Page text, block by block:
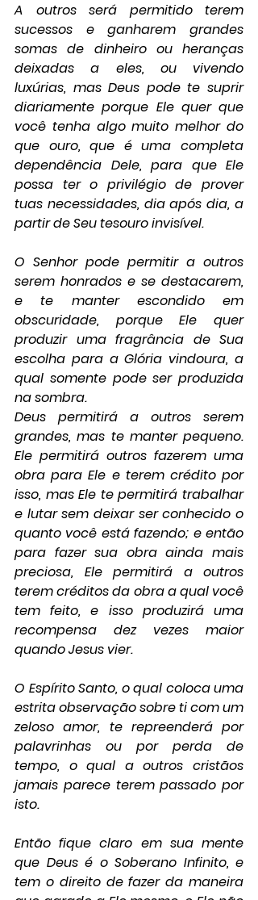
A outros será permitido terem
sucessos e ganharem grandes
somas de dinheiro ou heranças
deixadas a eles, ou vivendo
luxúrias, mas Deus pode te suprir
diariamente porque Ele quer que
você tenha algo muito melhor do
que ouro, que é uma completa
dependência Dele, para que Ele
possa ter o privilégio de prover
tuas necessidades, dia após dia, a
partir de Seu tesouro invisível.
O Senhor pode permitir a outros
serem honrados e se destacarem,
e te manter escondido em
obscuridade, porque Ele quer
produzir uma fragrância de Sua
escolha para a Glória vindoura, a
qual somente pode ser produzida
na sombra.
Deus permitirá a outros serem
grandes, mas te manter pequeno.
Ele permitirá outros fazerem uma
obra para Ele e terem crédito por
isso, mas Ele te permitirá trabalhar
e lutar sem deixar ser conhecido o
quanto você está fazendo; e então
para fazer sua obra ainda mais
preciosa, Ele permitirá a outros
terem créditos da obra a qual você
tem feito, e isso produzirá uma
recompensa dez vezes maior
quando Jesus vier.
O Espírito Santo, o qual coloca uma
estrita observação sobre ti com um
zeloso amor, te repreenderá por
palavrinhas ou por perda de
tempo, o qual a outros cristãos
jamais parece terem passado por
isto.
Então fique claro em sua mente
que Deus é o Soberano Infinito, e
tem o direito de fazer da maneira